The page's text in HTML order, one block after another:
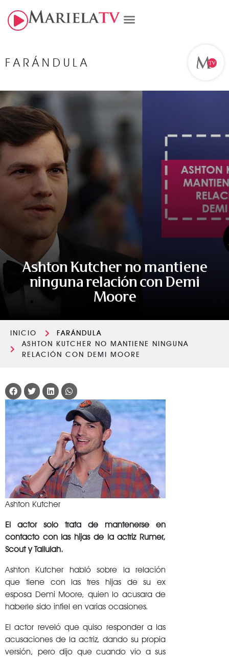
FARÁNDULA
Ashton Kutcher no mantiene
ninguna relación con Demi
Moore
INICIO
FARÁNDULA
ASHTON KUTCHER NO MANTIENE NINGUNA
RELACIÓN CON DEMI MOORE
Ashton Kutcher
El actor solo trata de mantenerse en
contacto con las hijas de la actriz Rumer,
Scout y Tallulah.
Ashton Kutcher habló sobre la relación
que tiene con las tres hijas de su ex
esposa Demi Moore, quien lo acusara de
haberle sido infiel en varias ocasiones.
El actor reveló que quiso responder a las
acusaciones de la actriz, dando su propia
versión, pero dijo que cuando vio a sus